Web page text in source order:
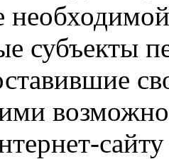
субъекты